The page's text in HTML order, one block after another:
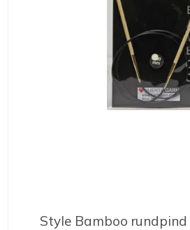
Style Bamboo rundpind